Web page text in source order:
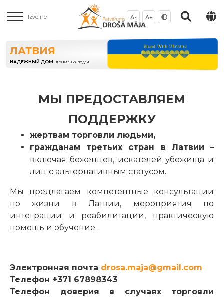
Izvēlne A- A+
ЛАТВИЯ
НАДЕЖНЫЙ ДОМ ДЛЯ РАЗНЫХ ЛЮДЕЙ
МЫ ПРЕДОСТАВЛЯЕМ
ПОДДЕРЖКУ
жертвам торговли людьми,
гражданам третьих стран в Латвии –
включая беженцев, искателей убежища и
лиц с альтернативным статусом.
Мы предлагаем компетентные консультации
по жизни в Латвии, мероприятия по
интеграции и реабилитации, практическую
помощь и обучение.
Электронная почта drosa.maja@gmail.com
Телефон +371 67898343
Телефон доверия в случаях торговли